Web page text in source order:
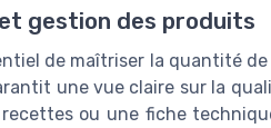
gestion des produits
de maîtriser la quantité
une vue claire sur la
ou une fiche